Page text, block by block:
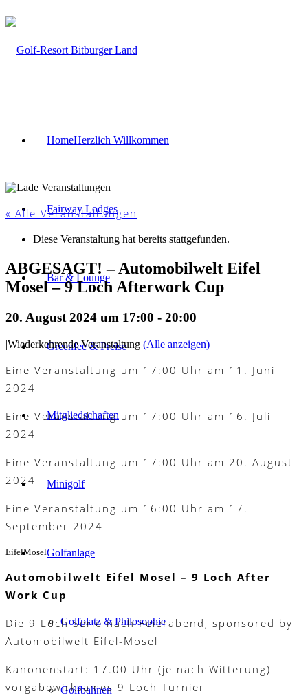
HomeHerzlich Willkommen
Fairway Lodges
Bar & Lounge
Greenfee & Preise
Mitgliedschaften
Minigolf
Golfanlage
Golfplatz & Philosophie
Golfbahnen
« Alle Veranstaltungen
Diese Veranstaltung hat bereits stattgefunden.
ABGESAGT! – Automobilwelt Eifel
Mosel – 9 Loch Afterwork Cup
20. August 2024 um 17:00 - 20:00
|Wiederkehrende Veranstaltung (Alle anzeigen)
Eine Veranstaltung um 17:00 Uhr am 11. Juni
2024
Eine Veranstaltung um 17:00 Uhr am 16. Juli
2024
Eine Veranstaltung um 17:00 Uhr am 20. August
2024
Eine Veranstaltung um 16:00 Uhr am 17.
September 2024
EifelMosel
Automobilwelt Eifel Mosel – 9 Loch After
Work Cup
Die 9 Loch Serie nach Feierabend, sponsored by
Automobilwelt Eifel-Mosel
Kanonenstart: 17.00 Uhr (je nach Witterung)
vorgabewirksames 9 Loch Turnier